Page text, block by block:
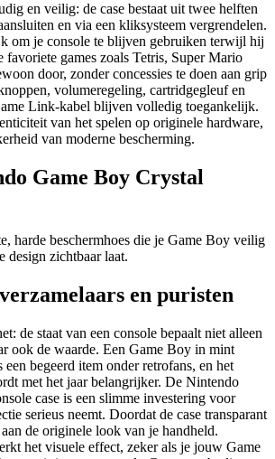
en veilig: de case bestaat uit twee helften
en via een kliksysteem vergrendelen.
om je console te blijven gebruiken terwijl hij
favoriete games zoals Tetris, Super Mario
door, zonder concessies te doen aan grip
volumeregeling, cartridgegleuf en
Link-kabel blijven volledig toegankelijk.
van het spelen op originele hardware,
van moderne bescherming.
Game Boy Crystal
harde beschermhoes die je Game Boy veilig
design zichtbaar laat.
en puristen
de staat van een console bepaalt niet alleen
ook de waarde. Een Game Boy in mint
begeerd item onder retrofans, en het
met het jaar belangrijker. De Nintendo
case is een slimme investering voor
serieus neemt. Doordat de case transparant
de originele look van je handheld.
het visuele effect, zeker als je jouw Game